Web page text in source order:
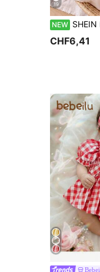
19
NEW SHEIN Neugeborenes Baby Mädchen Bodysuit Blind
CHF6,41